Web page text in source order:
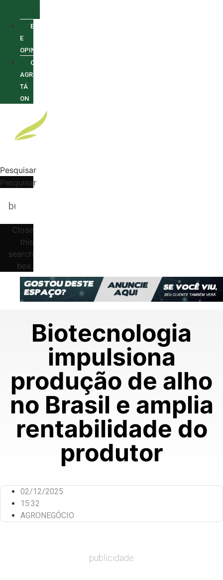
ENTREVISTAS
E
OPINIÕES
O
AGRO
TÁ
ON
Pesquisar
Pesquisar
Close
this
search
box.
Biotecnologia
impulsiona
produção de alho
no Brasil e amplia
rentabilidade do
produtor
02/12/2025
15:32
AGRONEGÓCIO
publicidade